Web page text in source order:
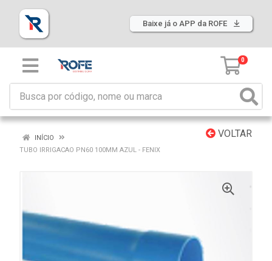
Baixe já o APP da ROFE
0
VOLTAR
INÍCIO
TUBO IRRIGACAO PN60 100MM AZUL - FENIX